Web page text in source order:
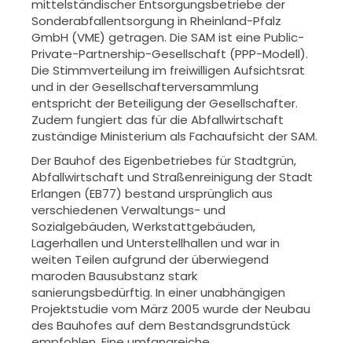
mittelständischer Entsorgungsbetriebe der
Sonderabfallentsorgung in Rheinland-Pfalz
GmbH (VME) getragen. Die SAM ist eine Public-
Private-Partnership-Gesellschaft (PPP-Modell).
Die Stimmverteilung im freiwilligen Aufsichtsrat
und in der Gesellschafterversammlung
entspricht der Beteiligung der Gesellschafter.
Zudem fungiert das für die Abfallwirtschaft
zuständige Ministerium als Fachaufsicht der SAM.
Der Bauhof des Eigenbetriebes für Stadtgrün,
Abfallwirtschaft und Straßenreinigung der Stadt
Erlangen (EB77) bestand ursprünglich aus
verschiedenen Verwaltungs- und
Sozialgebäuden, Werkstattgebäuden,
Lagerhallen und Unterstellhallen und war in
weiten Teilen aufgrund der überwiegend
maroden Bausubstanz stark
sanierungsbedürftig. In einer unabhängigen
Projektstudie vom März 2005 wurde der Neubau
des Bauhofes auf dem Bestandsgrundstück